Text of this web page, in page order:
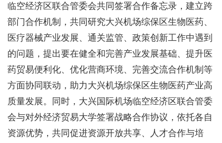
临空经济区联合管委会共同签署合作备忘录，建立跨
部门合作机制，共同研究大兴机场综保区生物医药、
医疗器械产业发展、通关监管、政策创新工作中遇到
的问题，提出要在健全和完善产业发展基础、提升医
药贸易便利化、优化营商环境、完善交流合作机制等
方面协同联动，助力大兴机场综保区生物医药产业高
质量发展。同时，大兴国际机场临空经济区联合管委
会与对外经济贸易大学签署战略合作协议，依托各自
资源优势，共同促进资源开放共享、人才合作与培